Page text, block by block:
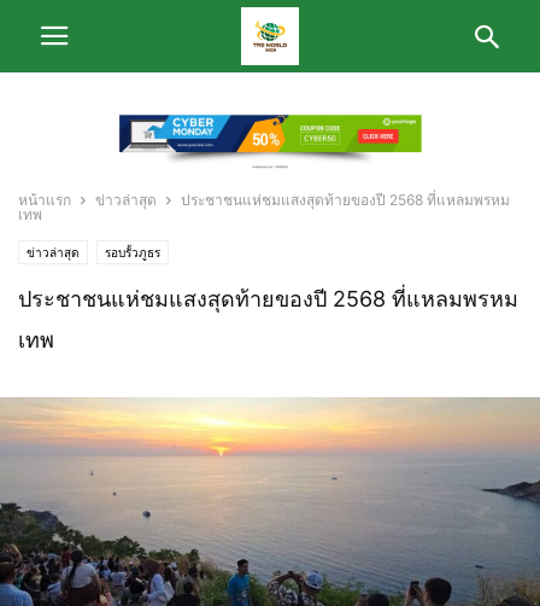
หน้าแรก ข่าวล่าสุด
ประชาชนแห่ชมแสงสุดท้ายของปี 2568 ที่แหลมพรหม
เทพ
ข่าวล่าสุด รอบรั้วภูธร
ประชาชนแห่ชมแสงสุดท้ายของปี 2568 ที่แหลมพรหม
เทพ